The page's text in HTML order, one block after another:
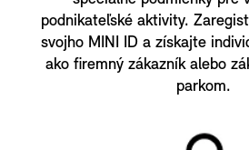
podnikateľské aktivity.
svojho MINI ID a získajte
ako firemný zákazník alebo
parkom.